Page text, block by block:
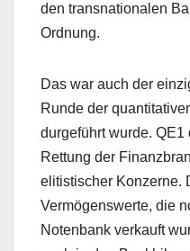
den transnationalen
Ordnung.
Das war auch der
Runde der
durgeführt wurde.
Rettung der
elitistischer Konzerne.
Vermögenswerte, die
Notenbank verkauft